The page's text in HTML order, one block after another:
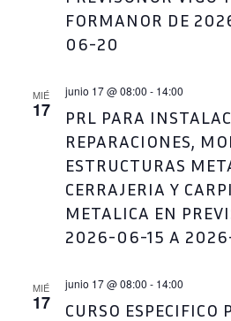
FORMANOR DE
06-20
MIÉ
17
PRL PARA
REPARACIONES,
ESTRUCTURAS
CERRAJERIA Y
METALICA EN
2026-06-15 A
junio 17 @ 08:00 - 14:00
MIÉ
17
CURSO ESPECIFICO
junio 17 @ 08:00 - 14:00